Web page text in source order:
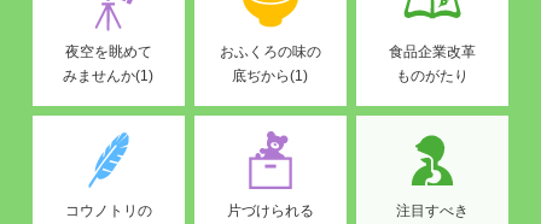
夜空を眺めて
みませんか(1)
おふくろの味の
底ぢから(1)
食品企業改革
ものがたり
コウノトリの
片づけられる
注目すべき